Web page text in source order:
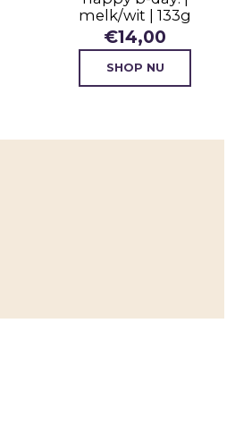
melk/wit | 133g
€14,00
SHOP NU